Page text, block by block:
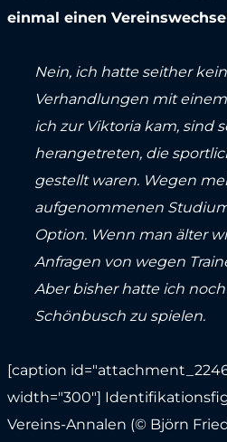
einmal einen
Nein, ich hatte seither
Verhandlungen mit
ich zur Viktoria kam, sind
herangetreten, die
gestellt waren. Wegen
aufgenommenen
Option. Wenn man älter
Anfragen von wegen
Aber bisher hatte ich
Schönbusch zu spielen.
[caption
width="300"]
Vereins-Annalen (© Björn